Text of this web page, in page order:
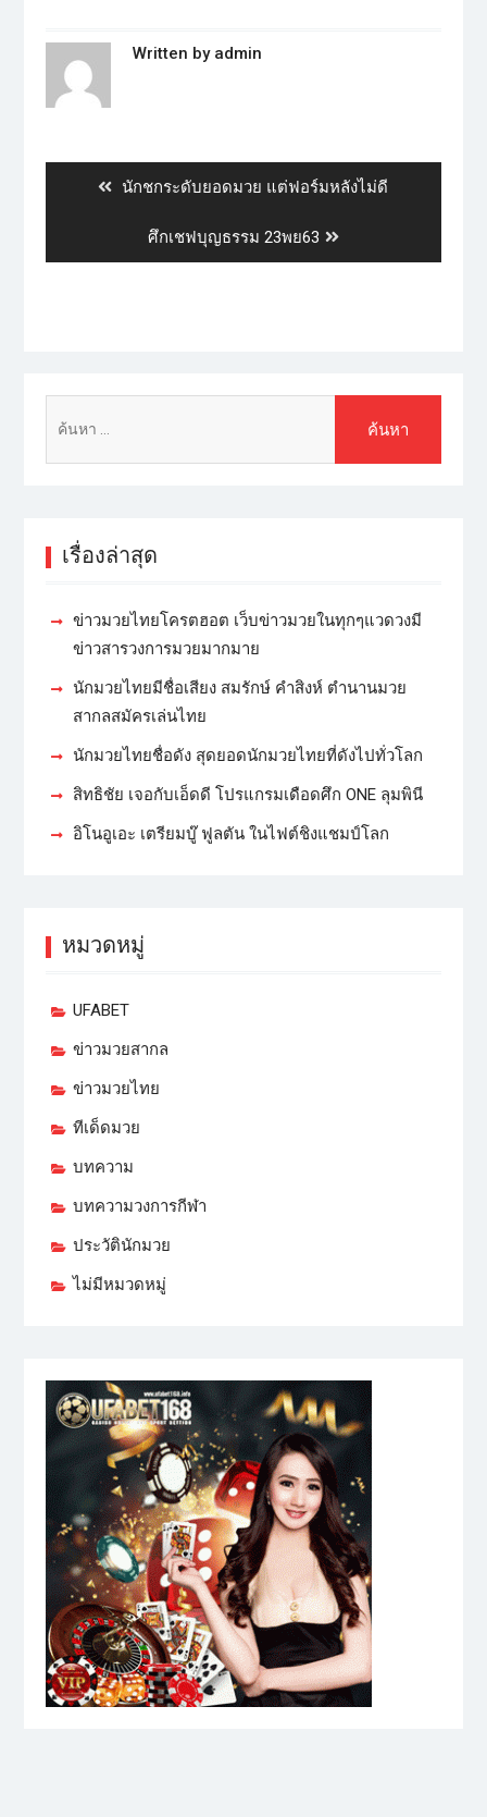
Written by admin
นักชกระดับยอดมวย แต่ฟอร์มหลังไม่ดี
ศึกเชฟบุญธรรม 23พย63
เรื่องล่าสุด
ข่าวมวยไทยโครตฮอต เว็บข่าวมวยในทุกๆแวดวงมี
ข่าวสารวงการมวยมากมาย
นักมวยไทยมีชื่อเสียง สมรักษ์ คำสิงห์ ตำนานมวย
สากลสมัครเล่นไทย
นักมวยไทยชื่อดัง สุดยอดนักมวยไทยที่ดังไปทั่วโลก
สิทธิชัย เจอกับเอ็ดดี โปรแกรมเดือดศึก ONE ลุมพินี
อิโนอูเอะ เตรียมบู๊ ฟูลตัน ในไฟต์ชิงแชมป์โลก
หมวดหมู่
UFABET
ข่าวมวยสากล
ข่าวมวยไทย
ทีเด็ดมวย
บทความ
บทความวงการกีฬา
ประวัตินักมวย
ไม่มีหมวดหมู่